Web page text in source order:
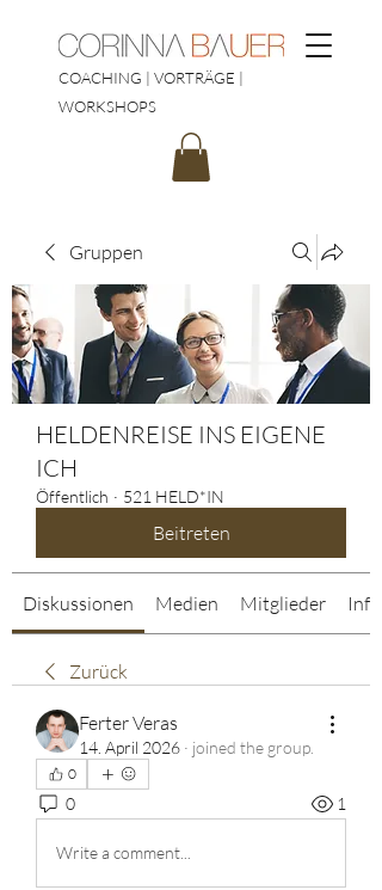
COACHING | VORTRÄGE |
WORKSHOPS
Gruppen
HELDENREISE INS EIGENE
ICH
Öffentlich · 521 HELD*IN
Beitreten
Diskussionen Medien Mitglieder Info
Zurück
Ferter Veras
14. April 2026 · joined the group.
0
0 1
Write a comment...